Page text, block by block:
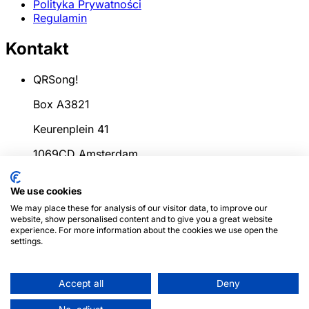
Polityka Prywatności
Regulamin
Kontakt
QRSong!
Box A3821
Keurenplein 41
1069CD Amsterdam
info@qrsong.io
KoK: 99311917
QRSong!Wszelkie prawa zastrzeżone.
(v1.0.2)Ta strona jest chroniona przez reCAPTCHA, a
We use cookies
We may place these for analysis of our visitor data, to improve our
website, show personalised content and to give you a great website
experience. For more information about the cookies we use open the
settings.
Accept all Deny